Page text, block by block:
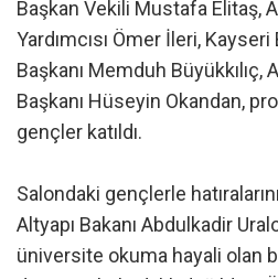
Başkan Vekili Mustafa Elitaş,
Yardımcısı Ömer İleri,
Başkanı Memduh Büyükkılıç,
Başkanı Hüseyin Okandan,
gençler katıldı.
Salondaki gençlerle
Altyapı Bakanı Abdulkadir
üniversite okuma hayali olan